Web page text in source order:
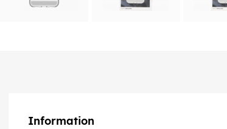
Information